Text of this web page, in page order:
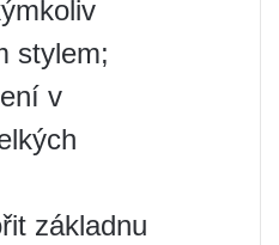
stylem;
v
základnu